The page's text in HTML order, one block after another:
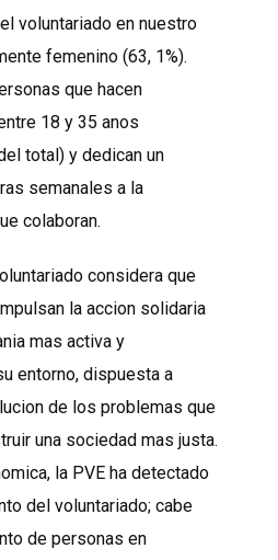
voluntariado en nuestro
femenino (63, 1%).
que hacen
18 y 35 anos
total) y dedican un
semanales a la
colaboran.
considera que
la accion solidaria
mas activa y
entorno, dispuesta a
de los problemas que
una sociedad mas justa.
la PVE ha detectado
del voluntariado; cabe
de personas en